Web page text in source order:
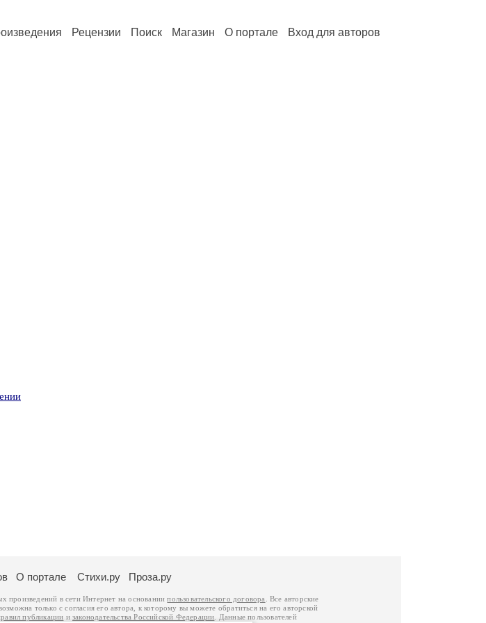
Рецензии Поиск Магазин О портале Вход для авторов
О портале Стихи.ру Проза.ру
произведений в сети Интернет на основаниипользовательского договора
. Все авторские
только с согласия его автора, к которому вы можете обратиться на его авторской
публикации изаконодательства Российской Федерации . Данные пользователей